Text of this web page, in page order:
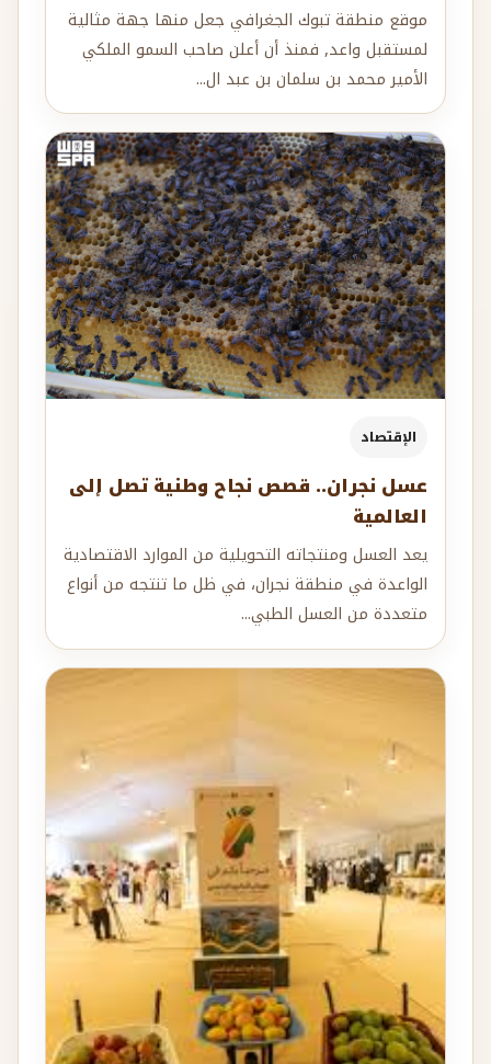
موقع منطقة تبوك الجغرافي جعل منها جهة مثالية
لمستقبل واعد, فمنذ أن أعلن صاحب السمو الملكي
الأمير محمد بن سلمان بن عبد ال...
الإقتصاد
عسل نجران.. قصص نجاح وطنية تصل إلى
العالمية
يعد العسل ومنتجاته التحويلية من الموارد الاقتصادية
الواعدة في منطقة نجران، في ظل ما تنتجه من أنواع
متعددة من العسل الطبي...